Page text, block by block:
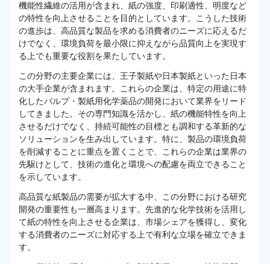
機能性繊維の活用が含まれ、紙の強度、印刷適性、明度など
の特性を向上させることを目的としています。こうした技術
の進歩は、高品質な製品を求める消費者のニーズに応えるだ
けでなく、環境負荷を最小限に抑えながら品質向上を実現す
る上でも重要な役割を果たしています。
この分野の主要企業には、王子製紙や日本製紙といった日本
の大手企業が含まれます。これらの企業は、特定の用途に特
化したパルプ・製紙用化学薬品の開発において業界をリード
してきました。その専門知識を活かし、紙の機能特性を向上
させるだけでなく、持続可能性の目標とも調和する革新的な
ソリューションを生み出しています。特に、製品の環境負荷
を削減することに重点を置くことで、これらの企業は業界の
先駆けとして、技術の進化と環境への配慮を両立できること
を示しています。
高品質な紙製品の需要が拡大する中、この分野における研究
開発の重要性も一層高まります。先進的な化学技術を活用し
て紙の特性を向上させる企業は、市場シェアを獲得し、変化
する消費者のニーズに対応する上で有利な立場を確立できま
す。